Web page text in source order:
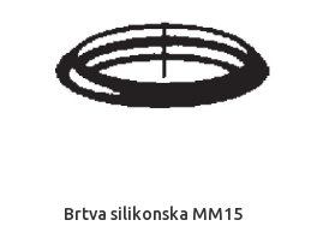
DODAJ U KOŠARICU
Brtva silikonska MM15